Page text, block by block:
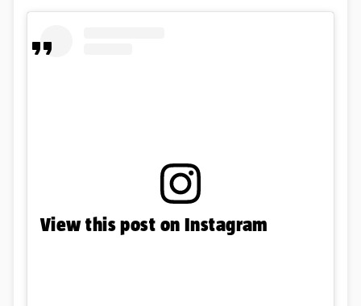
View this post on Instagram